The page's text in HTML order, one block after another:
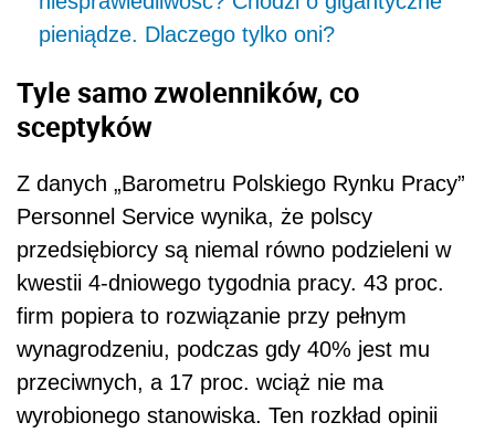
pieniądze. Dlaczego tylko oni?
Tyle samo zwolenników, co
sceptyków
Z danych „Barometru Polskiego Rynku Pracy”
Personnel Service wynika, że polscy
przedsiębiorcy są niemal równo podzieleni w
kwestii 4-dniowego tygodnia pracy. 43 proc.
firm popiera to rozwiązanie przy pełnym
wynagrodzeniu, podczas gdy 40% jest mu
przeciwnych, a 17 proc. wciąż nie ma
wyrobionego stanowiska. Ten rozkład opinii